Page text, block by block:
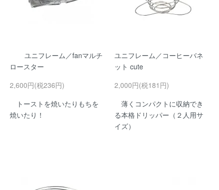
ユニフレーム／fanマルチ
ロースター
2,600円(税236円)
トーストを焼いたりもちを
焼いたり！
ユニフレーム／コーヒーバネ
ット cute
2,000円(税181円)
薄くコンパクトに収納でき
る本格ドリッパー（２人用サ
イズ）